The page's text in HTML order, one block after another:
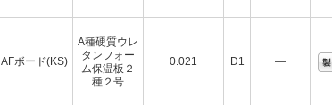
AFボード(KS)
A種硬質ウレ
タンフォー
ム保温板２
種２号
0.021 D1 ―